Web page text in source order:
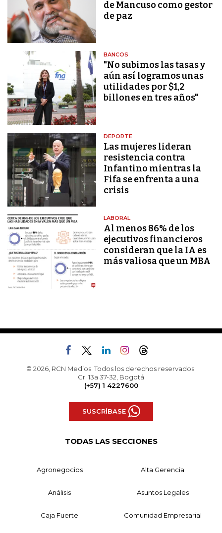
de Mancuso como gestor
de paz
BANCOS
"No subimos las tasas y
aún así logramos unas
utilidades por $1,2
billones en tres años"
DEPORTE
Las mujeres lideran
resistencia contra
Infantino mientras la
Fifa se enfrenta a una
crisis
LABORAL
Al menos 86% de los
ejecutivos financieros
consideran que la IA es
más valiosa que un MBA
© 2026, RCN Medios. Todos los derechos reservados.
Cr. 13a 37-32, Bogotá
(+57) 1 4227600
SUSCRÍBASE
TODAS LAS SECCIONES
Agronegocios Alta Gerencia
Análisis Asuntos Legales
Caja Fuerte Comunidad Empresarial